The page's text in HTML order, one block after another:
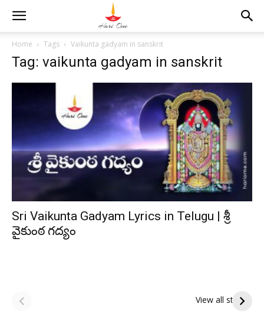
Home Tags Vaikunta gadyam in sanskrit
Tag: vaikunta gadyam in sanskrit
Sri Vaikunta Gadyam Lyrics in Telugu | శ్రీ
వైకుంఠ గద్యం
View all stories
పితృదేవతల ఆశీర్వాదం
ఇంద్రకీలాద్రి గిరి ప్రదక్షిణ